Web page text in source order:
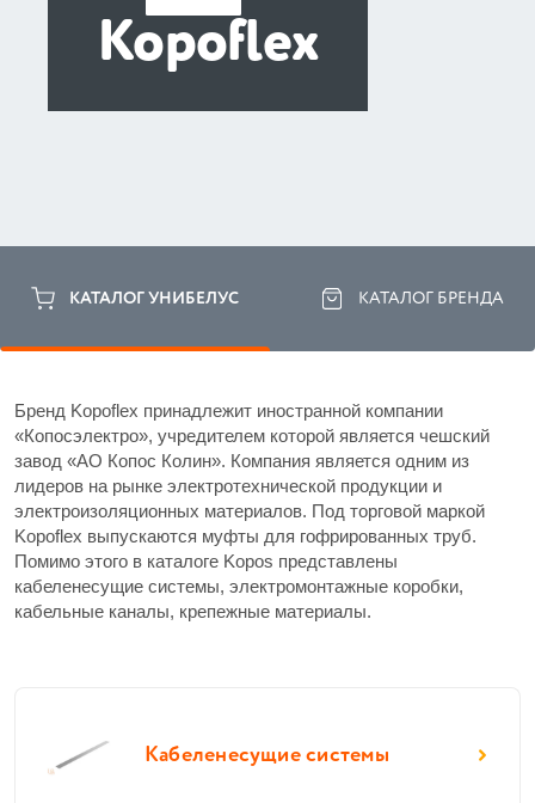
Kopoflex
КАТАЛОГ УНИБЕЛУС КАТАЛОГ БРЕНДА
Бренд Kopoflex принадлежит иностранной компании
«Копосэлектро», учредителем которой является чешский
завод «АО Копос Колин». Компания является одним из
лидеров на рынке электротехнической продукции и
электроизоляционных материалов. Под торговой маркой
Kopoflex выпускаются муфты для гофрированных труб.
Помимо этого в каталоге Kopos представлены
кабеленесущие системы, электромонтажные коробки,
кабельные каналы, крепежные материалы.
Кабеленесущие системы